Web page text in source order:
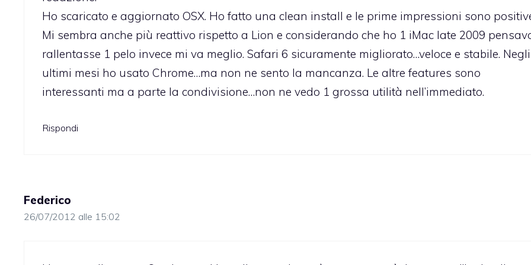
Ho scaricato e aggiornato OSX. Ho fatto una clean install e le prime impressioni sono
Mi sembra anche più reattivo rispetto a Lion e considerando che ho 1 iMac late 2009
rallentasse 1 pelo invece mi va meglio. Safari 6 sicuramente migliorato…veloce e stabile. Negli
ultimi mesi ho usato Chrome…ma non ne sento la mancanza. Le altre features sono
interessanti ma a parte la condivisione…non ne vedo 1 grossa utilità nell’immediato.
Rispondi
Federico
26/07/2012 alle 15:02